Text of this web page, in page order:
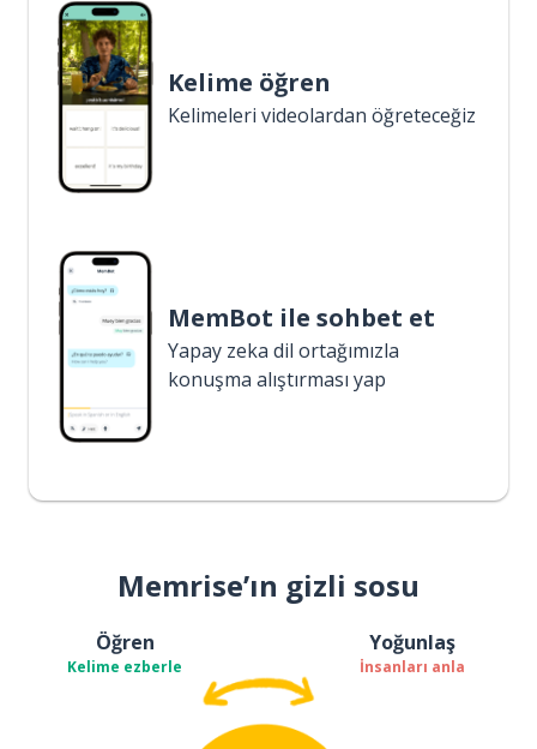
Kelime öğren
Kelimeleri videolardan öğreteceğiz
MemBot ile sohbet et
Yapay zeka dil ortağımızla
konuşma alıştırması yap
Memrise’ın gizli sosu
Öğren
Kelime ezberle
Yoğunlaş
İnsanları anla